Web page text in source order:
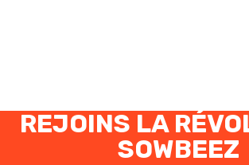
REJOINS LA
SOWBEEZ